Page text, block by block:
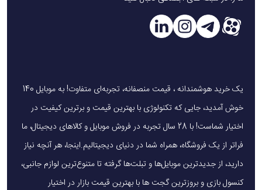
یک خرید هوشمندانه ، قیمت منصفانه، تجربه‌ای متفاوت! به موبایل 140
خوش آمدید، جایی که تکنولوژی با بهترین قیمت و برترین کیفیت در
اختیار شماست! با 28 سال تجربه در فروش موبایل و کالاهای دیجیتال، ما
فراتر از یک فروشگاه، همراه شما در دنیای دیجیتالیم.اینجا، هر آنچه نیاز
دارید، از جدیدترین موبایل‌ها و تبلت‌ها گرفته تا متنوع‌ترین لوازم جانبی،
کنسول بازی و بروزترین گجت ها با بهترین قیمت بازار در اختیار